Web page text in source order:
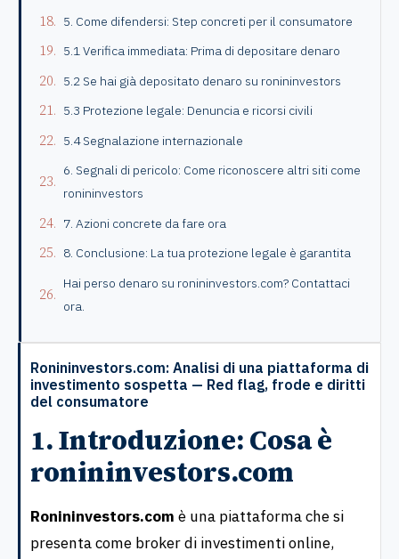
5. Come difendersi: Step concreti per il consumatore
5.1 Verifica immediata: Prima di depositare denaro
5.2 Se hai già depositato denaro su ronininvestors
5.3 Protezione legale: Denuncia e ricorsi civili
5.4 Segnalazione internazionale
6. Segnali di pericolo: Come riconoscere altri siti come
ronininvestors
7. Azioni concrete da fare ora
8. Conclusione: La tua protezione legale è garantita
Hai perso denaro su ronininvestors.com? Contattaci
ora.
Ronininvestors.com: Analisi di una piattaforma di
investimento sospetta — Red flag, frode e diritti
del consumatore
1. Introduzione: Cosa è
ronininvestors.com
Ronininvestors.com è una piattaforma che si
presenta come broker di investimenti online,